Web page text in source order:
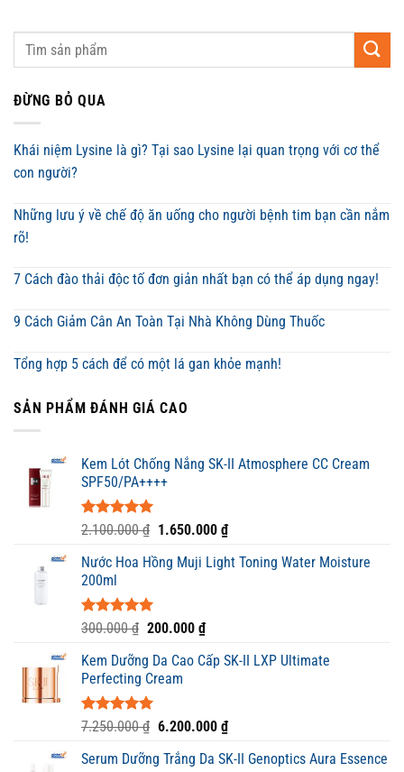
ĐỪNG BỎ QUA
Khái niệm Lysine là gì? Tại sao Lysine lại quan trọng với cơ thể
con người?
Những lưu ý về chế độ ăn uống cho người bệnh tim bạn cần nắm
rõ!
7 Cách đào thải độc tố đơn giản nhất bạn có thể áp dụng ngay!
9 Cách Giảm Cân An Toàn Tại Nhà Không Dùng Thuốc
Tổng hợp 5 cách để có một lá gan khỏe mạnh!
SẢN PHẨM ĐÁNH GIÁ CAO
Kem Lót Chống Nắng SK-II Atmosphere CC Cream
SPF50/PA++++
Được xếp
5 sao
2.100.000₫ Giá
là:
1.650.000 ₫Giá
tại
Nước Hoa Hồng Muji Light Toning Water Moisture
200ml
Được xếp
5.00
5 sao
300.000₫ Giá
là:
300.000 ₫.
200.000 ₫Giá
tại
Kem Dưỡng Da Cao Cấp SK-II LXP Ultimate
Perfecting Cream
Được xếp
5 sao
7.250.000₫ Giá
là:
6.200.000 ₫Giá
tại
Serum Dưỡng Trắng Da SK-II Genoptics Aura Essence